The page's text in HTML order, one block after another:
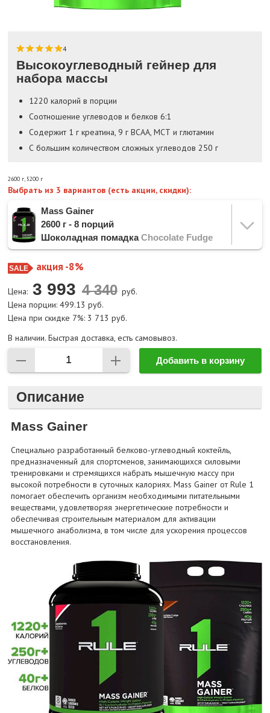
4
Высокоуглеводный гейнер для
набора массы
1220 калорий в порции
Соотношение углеводов и белков 6:1
Содержит 1 г креатина, 9 г BCAA, МСТ и глютамин
С большим количеством сложных углеводов 250 г
2600 г,5200 г
Выбрать из 3 вариантов (есть акции, скидки):
Mass Gainer
2600 г - 8 порций
Шоколадная помадкаChocolate Fudge
акция -8%
Цена: 3 993
руб.
Цена порции: 499.13 руб.
Цена при скидке 7%: 3 713 руб.
В наличии. Быстрая доставка, есть самовывоз.
Добавить в корзину
Описание
Mass Gainer
Специально разработанный белково-углеводный коктейль,
предназначенный для спортсменов, занимающихся силовыми
тренировками и стремящихся набрать мышечную массу при
высокой потребности в суточных калориях. Mass Gainer от Rule 1
помогает обеспечить организм необходимыми питательными
веществами, удовлетворяя энергетические потребности и
обеспечивая строительным материалом для активации
мышечного анаболизма, в том числе для ускорения процессов
восстановления.